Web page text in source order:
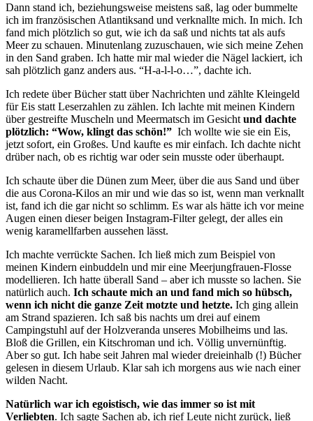
Dann stand ich, beziehungsweise meistens saß, lag oder bummelte
ich im französischen Atlantiksand und verknallte mich. In mich. Ich
fand mich plötzlich so gut, wie ich da saß und nichts tat als aufs
Meer zu schauen. Minutenlang zuzuschauen, wie sich meine Zehen
in den Sand graben. Ich hatte mir mal wieder die Nägel lackiert, ich
sah plötzlich ganz anders aus. “H-a-l-l-o…”, dachte ich.
Ich redete über Bücher statt über Nachrichten und zählte Kleingeld
für Eis statt Leserzahlen zu zählen. Ich lachte mit meinen Kindern
über gestreifte Muscheln und Meermatsch im Gesichtund dachte
plötzlich: “Wow, klingt das schön!” Ich wollte wie sie ein Eis,
jetzt sofort, ein Großes. Und kaufte es mir einfach. Ich dachte nicht
drüber nach, ob es richtig war oder sein musste oder überhaupt.
Ich schaute über die Dünen zum Meer, über die aus Sand und über
die aus Corona-Kilos an mir und wie das so ist, wenn man verknallt
ist, fand ich die gar nicht so schlimm. Es war als hätte ich vor meine
Augen einen dieser beigen Instagram-Filter gelegt, der alles ein
wenig karamellfarben aussehen lässt.
Ich machte verrückte Sachen. Ich ließ mich zum Beispiel von
meinen Kindern einbuddeln und mir eine Meerjungfrauen-Flosse
modellieren. Ich hatte überall Sand – aber ich musste so lachen. Sie
natürlich auch. Ich schaute mich an und fand mich so hübsch,
wenn ich nicht die ganze Zeit motzte und hetzte. Ich ging allein
am Strand spazieren. Ich saß bis nachts um drei auf einem
Campingstuhl auf der Holzveranda unseres Mobilheims und las.
Bloß die Grillen, ein Kitschroman und ich. Völlig unvernünftig.
Aber so gut. Ich habe seit Jahren mal wieder dreieinhalb (!) Bücher
gelesen in diesem Urlaub. Klar sah ich morgens aus wie nach einer
wilden Nacht.
Natürlich war ich egoistisch, wie das immer so ist mit
Verliebten. Ich sagte Sachen ab, ich rief Leute nicht zurück, ließ